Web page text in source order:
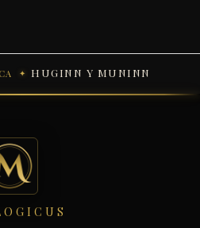
HUGINN Y MUNINN